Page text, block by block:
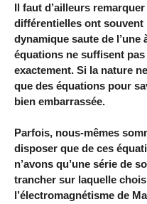
Il faut d’ailleurs
différentielles ont
dynamique saute de l’une
équations ne suffisent
exactement. Si la nature
que des équations pour
bien embarrassée.
Parfois, nous-mêmes
disposer que de ces
n’avons qu’une série de
trancher sur laquelle
l’électromagnétisme de